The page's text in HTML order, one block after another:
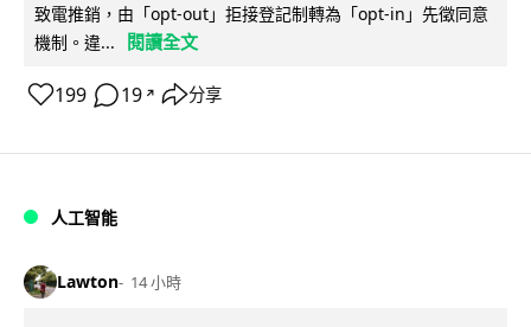
致電推銷，由「opt-out」拒接登記制轉為「opt-in」先徵同意
機制。違...
閱讀全文
199 19 ↗ 分享
人工智能
Lawton 14 小時